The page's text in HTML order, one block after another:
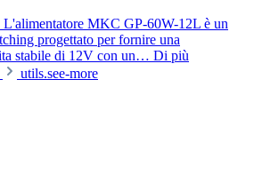
L'alimentatore MKC GP-60W-12L è un
progettato per fornire una
stabile di 12V con un… Di più
utils.see-more